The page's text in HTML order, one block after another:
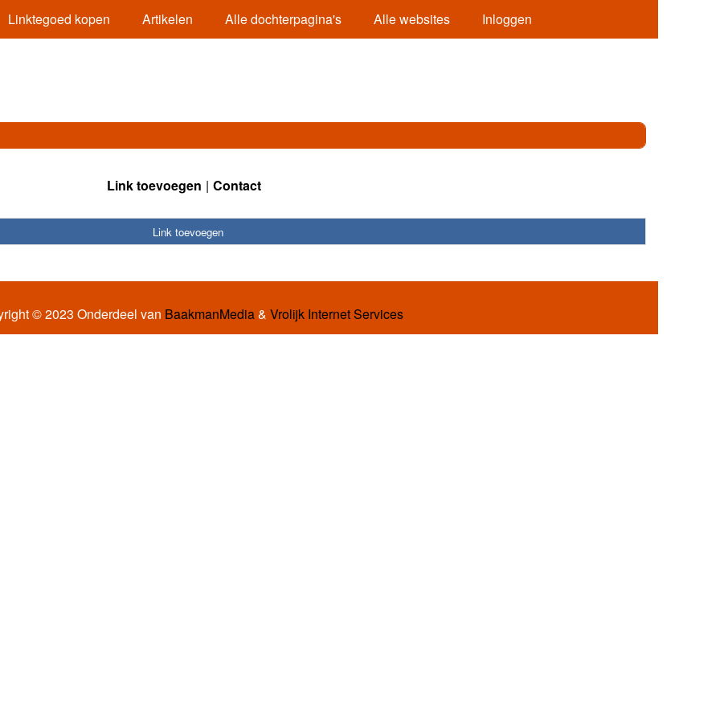
Linktegoed kopen Artikelen Alle dochterpagina's Alle websites Inloggen
Link toevoegen Contact
Link toevoegen
© 2023 Onderdeel van BaakmanMedia& Vrolijk Internet Services